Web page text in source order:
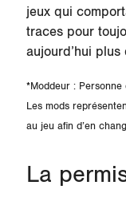
jeux qui
traces pour
aujourd’hui
*Moddeur :
Les mods
au jeu afin d’en
La